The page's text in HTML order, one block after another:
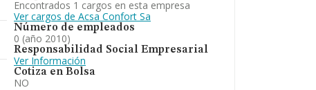
Encontrados 1 cargos en esta empresa
Ver cargos de Acsa Confort Sa
Número de empleados
0 (año 2010)
Responsabilidad Social Empresarial
Ver Información
Cotiza en Bolsa
NO